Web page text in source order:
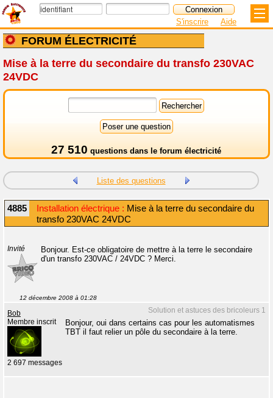
FORUM ÉLECTRICITÉ
S'inscrire Aide
Mise à la terre du secondaire du transfo 230VAC
24VDC
27 510 questions dans le forum électricité
Liste des questions
4885 Installation électrique : Mise à la terre du secondaire du
transfo 230VAC 24VDC
Invité
Bonjour. Est-ce obligatoire de mettre à la terre le secondaire
d'un transfo 230VAC / 24VDC ? Merci.
12 décembre 2008 à 01:28
Solution et astuces des bricoleurs 1
Bob
Membre inscrit
2 697 messages
Bonjour, oui dans certains cas pour les automatismes
TBT il faut relier un pôle du secondaire à la terre.